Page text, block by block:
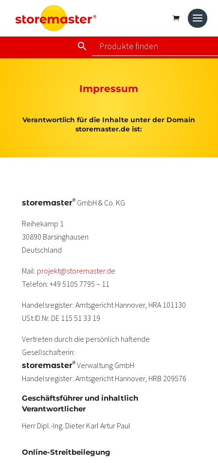
Impressum
Verantwortlich für die Inhalte unter der Domain
storemaster.de ist:
storemaster®GmbH & Co. KG
Reihekamp 1
30890 Barsinghausen
Deutschland
Mail: projekt@storemaster.de
Telefon: +49 5105 7795 – 11
Handelsregister: Amtsgericht Hannover, HRA 101130
USt.ID.Nr. DE 115 51 33 19
Vertreten durch die persönlich haftende
Gesellschafterin:
storemaster®Verwaltung GmbH
Handelsregister: Amtsgericht Hannover, HRB 209576
Geschäftsführer und inhaltlich
Verantwortlicher
Herr Dipl.-Ing. Dieter Karl Artur Paul
Online-Streitbeilegung